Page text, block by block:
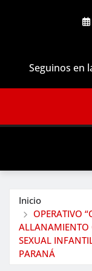
Seguinos en
Inicio
OPERATIVO
ALLANAMIENTO
SEXUAL
PARANÁ